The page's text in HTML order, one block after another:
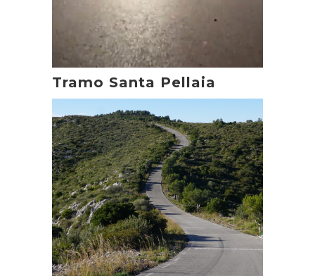
Tramo Santa Pellaia